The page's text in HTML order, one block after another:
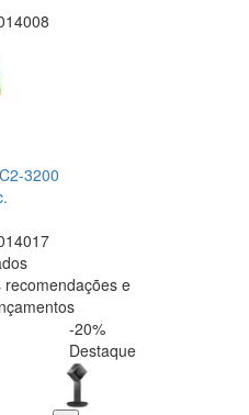
3200
e
-20%
Destaque